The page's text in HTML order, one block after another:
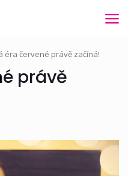
éra červené právě začíná!
právě